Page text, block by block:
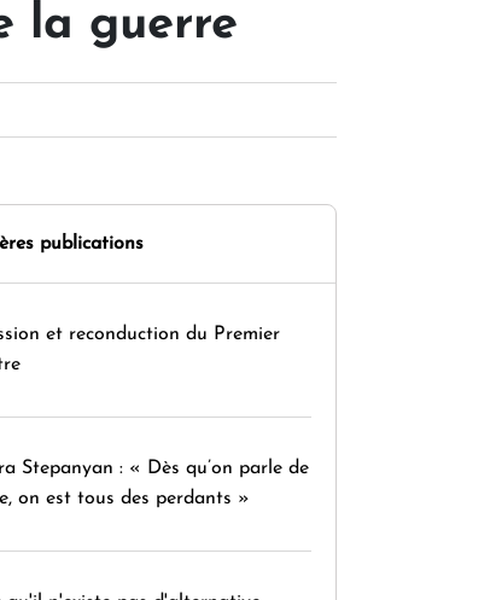
la guerre
publications
et reconduction du Premier
Stepanyan : « Dès qu’on parle de
on est tous des perdants »